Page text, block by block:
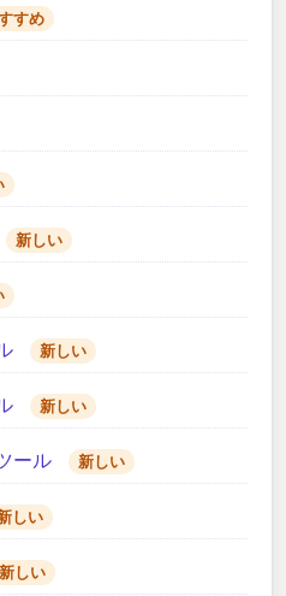
すめ
新しい
新しい
新しい
ール 新しい
しい
新しい